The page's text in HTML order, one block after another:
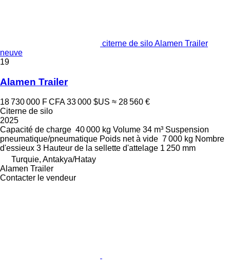
citerne de silo Alamen Trailer
neuve
19
Alamen Trailer
18 730 000 F CFA 33 000 $US ≈ 28 560 €
Citerne de silo
2025
Capacité de charge 40 000 kg Volume 34 m³ Suspension
pneumatique/pneumatique Poids net à vide 7 000 kg Nombre
d'essieux 3 Hauteur de la sellette d'attelage 1 250 mm
Turquie, Antakya/Hatay
Alamen Trailer
Contacter le vendeur